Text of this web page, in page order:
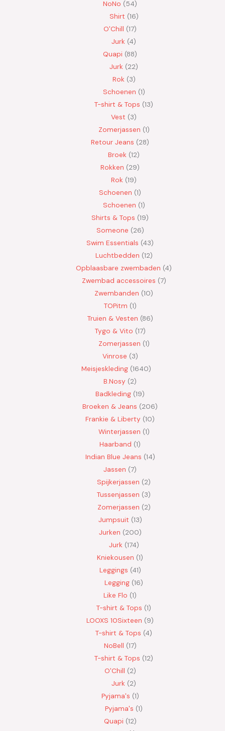
NoNo
54
Shirt 16
O'Chill 17
Jurk 4
Quapi 88
Jurk
22
Rok 3
Schoenen 1
T-shirt & Tops 13
Vest
3
Zomerjassen 1
Retour Jeans
28
Broek 12
Rokken
29
Rok 19
Schoenen 1
Schoenen 1
Shirts & Tops 19
Someone 26
Swim Essentials 43
Luchtbedden 12
Opblaasbare zwembaden 4
Zwembad accessoires 7
Zwembanden 10
TOPitm 1
Truien & Vesten 86
Tygo & Vito 17
Zomerjassen 1
Vinrose 3
Meisjeskleding 1640
B.Nosy
2
Badkleding 19
Broeken & Jeans
206
Frankie & Liberty 10
Winterjassen 1
Haarband 1
Indian Blue Jeans 14
Jassen 7
Spijkerjassen
2
Tussenjassen
3
Zomerjassen 2
Jumpsuit 13
Jurken 200
Jurk 174
Kniekousen 1
Leggings 41
Legging 16
Like Flo 1
T-shirt & Tops 1
LOOXS 10Sixteen
9
T-shirt & Tops 4
NoBell 17
T-shirt & Tops 12
O'Chill 2
Jurk
2
Pyjama's 1
Pyjama's 1
Quapi 12